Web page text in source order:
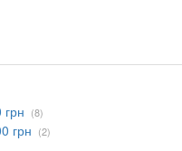
(8)
грн (2)